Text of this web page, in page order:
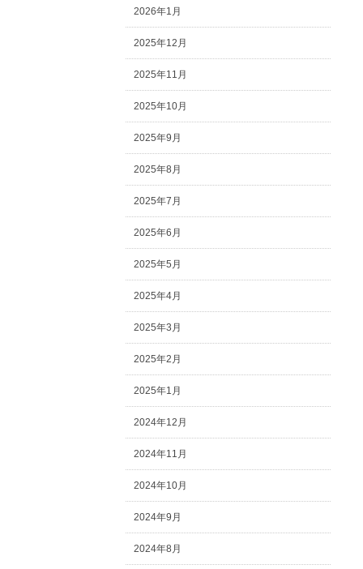
2026年1月
2025年12月
2025年11月
2025年10月
2025年9月
2025年8月
2025年7月
2025年6月
2025年5月
2025年4月
2025年3月
2025年2月
2025年1月
2024年12月
2024年11月
2024年10月
2024年9月
2024年8月